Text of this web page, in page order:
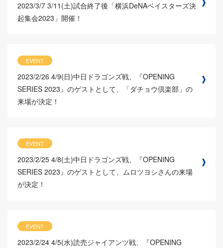
2023/3/7 3/11(土)試合終了後「横浜DeNAベイスターズ決
起集会2023」開催！
EVENT
2023/2/26 4/9(日)中日ドラゴンズ戦、『OPENING
SERIES 2023』のゲストとして、「ダチョウ倶楽部」の
来場が決定！
EVENT
2023/2/25 4/8(土)中日ドラゴンズ戦、『OPENING
SERIES 2023』のゲストとして、ムロツヨシさんの来場
が決定！
EVENT
2023/2/24 4/5(水)読売ジャイアンツ戦、『OPENING